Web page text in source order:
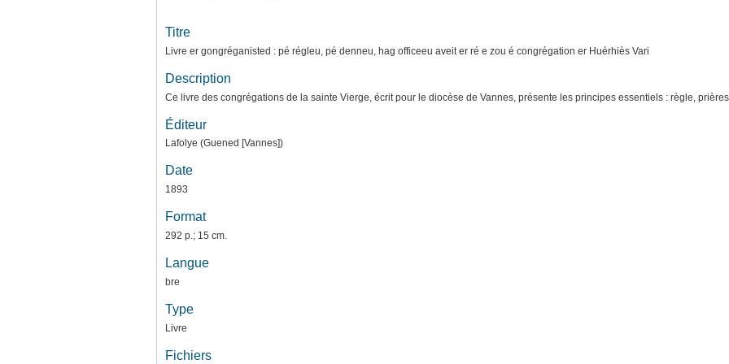
Titre
Livre er gongréganisted : pé régleu, pé denneu, hag officeeu aveit er ré e zou é congrégation er Huérhiès Vari
Description
Ce livre des congrégations de la sainte Vierge, écrit pour le diocèse de Vannes, présente les principes essentiels : règle,
Éditeur
Lafolye (Guened [Vannes])
Date
1893
Format
292 p.; 15 cm.
Langue
bre
Type
Livre
Fichiers